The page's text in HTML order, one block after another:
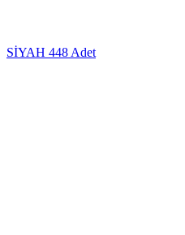
SİYAH 448 Adet